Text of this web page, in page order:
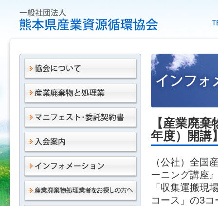
【産業廃
年度）開講
（公社）全国
ーニング講座
「収集運搬現
コース」の3コ